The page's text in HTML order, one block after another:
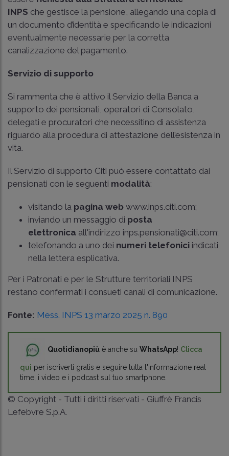
INPS che gestisce la pensione, allegando una copia di
un documento d’identità e specificando le indicazioni
eventualmente necessarie per la corretta
canalizzazione del pagamento.
Servizio di supporto
Si rammenta che è attivo il Servizio della Banca a
supporto dei pensionati, operatori di Consolato,
delegati e procuratori che necessitino di assistenza
riguardo alla procedura di attestazione dell’esistenza in
vita.
Il Servizio di supporto Citi può essere contattato dai
pensionati con le seguenti modalità:
visitando la pagina web www.inps.citi.com;
inviando un messaggio di posta
elettronica all'indirizzo inps.pensionati@citi.com;
telefonando a uno dei numeri telefonici indicati
nella lettera esplicativa.
Per i Patronati e per le Strutture territoriali INPS
restano confermati i consueti canali di comunicazione.
Fonte: Mess. INPS 13 marzo 2025 n. 890
Quotidianopiù è anche su WhatsApp! Clicca
qui per iscriverti gratis e seguire tutta l'informazione real
time, i video e i podcast sul tuo smartphone.
© Copyright - Tutti i diritti riservati - Giuffrè Francis
Lefebvre S.p.A.